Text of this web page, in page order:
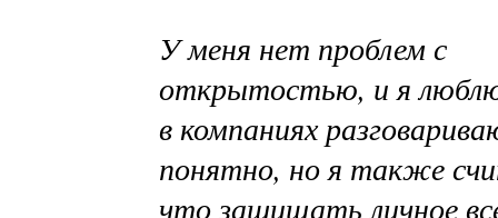
У меня нет проблем с
открытостью, и я
в компаниях
понятно, но я также
что защищать личное